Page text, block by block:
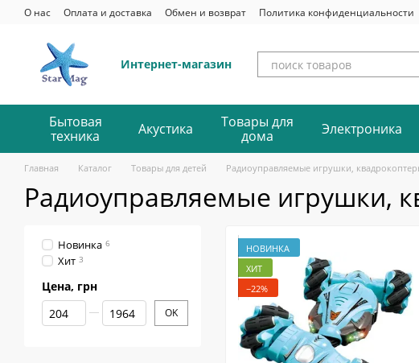
Перейти к основному контенту
О нас Оплата и доставка Обмен и возврат Политика конфиденциальности
Интернет-магазин
Бытовая
техника
Акустика
Товары для
дома
Электроника
Главная Каталог Товары для детей Радиоуправляемые игрушки,
Радиоуправляемые игрушки,
НОВИНКА
ХИТ
−22%
Новинка 6
Хит 3
Цена, грн
От Цена, грн
До Цена, грн OK